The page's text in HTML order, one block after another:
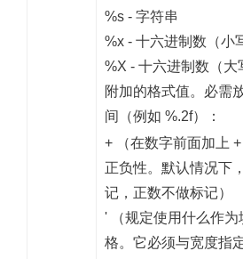
%s - 字符串
%x - 十六进制数（小
%X - 十六进制数（大
附加的格式值。必需
间（例如 %.2f）：
+ （在数字前面加上
正负性。默认情况下
记，正数不做标记）
' （规定使用什么作为
格。它必须与宽度指